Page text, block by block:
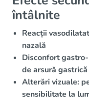
întâlnite
Reacții
nazală
Disconfort
de arsură gastrică
Alterări vizuale:
sensibilitate la